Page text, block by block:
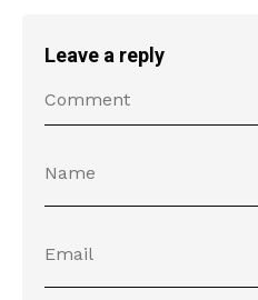
Leave a reply